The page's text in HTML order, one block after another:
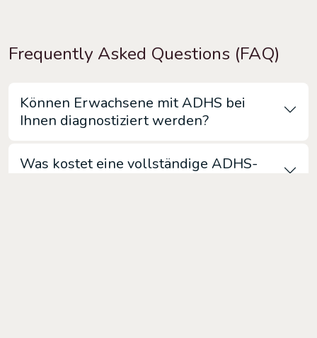
Frequently Asked Questions (FAQ)
Können Erwachsene mit ADHS bei
Ihnen diagnostiziert werden?
Was kostet eine vollständige ADHS-